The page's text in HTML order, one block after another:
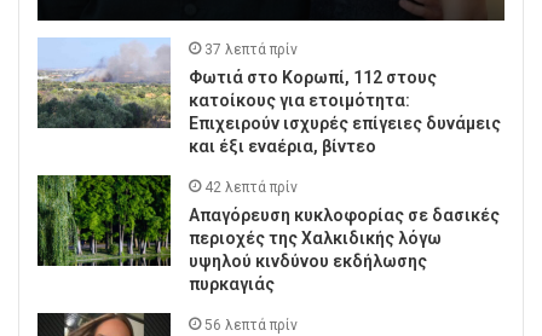
37 λεπτά πρίν
Φωτιά στο Κορωπί, 112 στους
κατοίκους για ετοιμότητα:
Επιχειρούν ισχυρές επίγειες δυνάμεις
και έξι εναέρια, βίντεο
42 λεπτά πρίν
Απαγόρευση κυκλοφορίας σε δασικές
περιοχές της Χαλκιδικής λόγω
υψηλού κινδύνου εκδήλωσης
πυρκαγιάς
56 λεπτά πρίν